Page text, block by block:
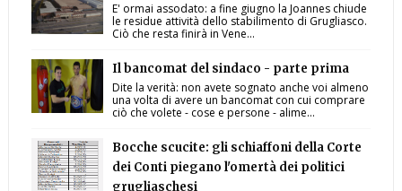
E' ormai assodato: a fine giugno la Joannes chiude
le residue attività dello stabilimento di Grugliasco.
Ciò che resta finirà in Vene...
Il bancomat del sindaco - parte prima
Dite la verità: non avete sognato anche voi almeno
una volta di avere un bancomat con cui comprare
ciò che volete - cose e persone - alime...
Bocche scucite: gli schiaffoni della Corte
dei Conti piegano l'omertà dei politici
grugliaschesi